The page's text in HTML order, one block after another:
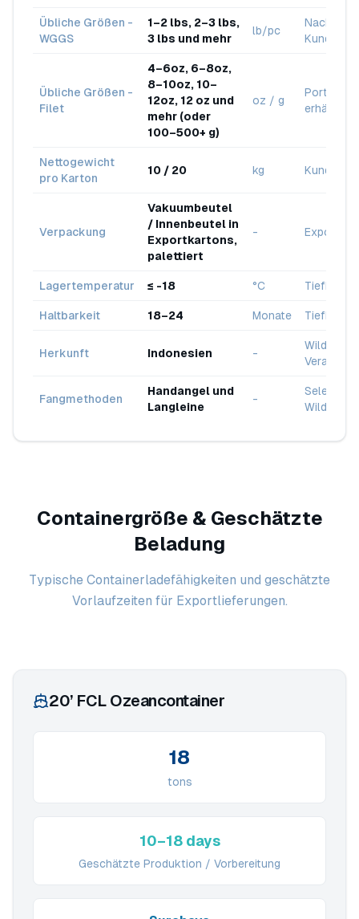
Übliche Größen -
WGGS
1–2 lbs, 2–3 lbs,
3 lbs und mehr
lb/pc
Nach
Übliche Größen -
Filet
4–6oz, 6–8oz,
8–10oz, 10–
12oz, 12 oz und
mehr (oder
100–500+ g)
oz / g
erhältlich
Nettogewicht
pro Karton
10 / 20 kg
Verpackung
Vakuumbeutel
/ Innenbeutel in
Exportkartons,
palettiert
-
Lagertemperatur ≤ -18 °C
Haltbarkeit 18–24 Monate
Herkunft Indonesien -
Wildfang
Fangmethoden
Handangel und
Langleine
-
Selektive
Containergröße & Geschätzte
Beladung
Typische Containerladefähigkeiten und geschätzte
Vorlaufzeiten für Exportlieferungen.
20’ FCL Ozeancontainer
18
tons
10–18 days
Geschätzte Produktion / Vorbereitung